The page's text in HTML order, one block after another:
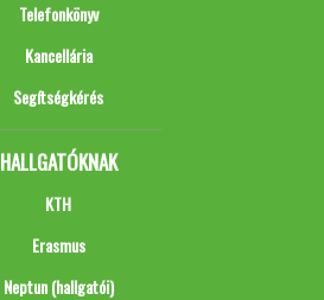
Telefonkönyv
Kancellária
Segítségkérés
HALLGATÓKNAK
KTH
Erasmus
Neptun (hallgatói)